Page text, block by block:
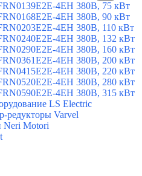
4EH 380В, 75 кВт
4EH 380В, 90 кВт
4EH 380В, 110 кВт
4EH 380В, 132 кВт
4EH 380В, 160 кВт
4EH 380В, 200 кВт
4EH 380В, 220 кВт
4EH 380В, 280 кВт
4EH 380В, 315 кВт
LS Electric
редукторы Varvel
Neri Motori